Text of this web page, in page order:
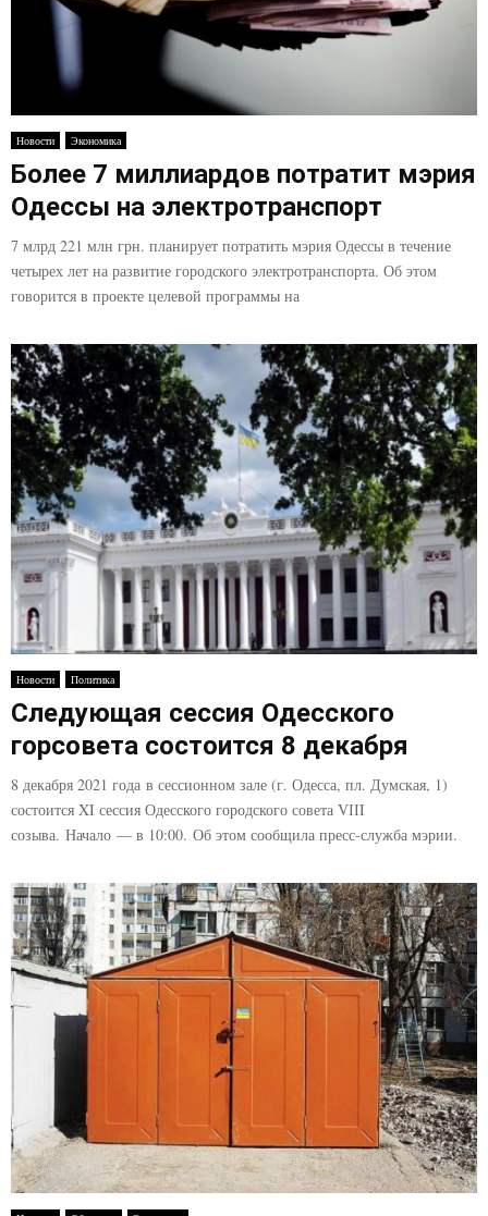
Новости Экономика
Более 7 миллиардов потратит мэрия
Одессы на электротранспорт
7 млрд 221 млн грн. планирует потратить мэрия Одессы в течение
четырех лет на развитие городского электротранспорта. Об этом
говорится в проекте целевой программы на
Новости Политика
Следующая сессия Одесского
горсовета состоится 8 декабря
8 декабря 2021 года в сессионном зале (г. Одесса, пл. Думская, 1)
состоится XI сессия Одесского городского совета VІІI
созыва. Начало — в 10:00. Об этом сообщила пресс-служба мэрии.